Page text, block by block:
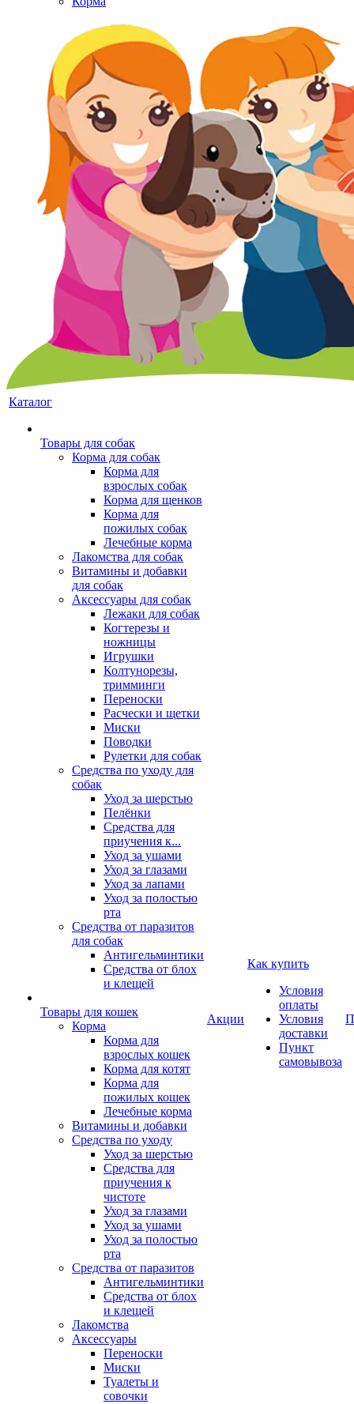
Каталог
Товары для собак
Корма для собак
Корма для
взрослых собак
Корма для щенков
Корма для
пожилых собак
Лечебные корма
Лакомства для собак
Витамины и добавки
для собак
Аксессуары для собак
Лежаки для собак
Когтерезы и
ножницы
Игрушки
Колтунорезы,
тримминги
Переноски
Расчески и щетки
Миски
Поводки
Рулетки для собак
Средства по уходу для
собак
Уход за шерстью
Пелёнки
Средства для
приучения к...
Уход за ушами
Уход за глазами
Уход за лапами
Уход за полостью
рта
Средства от паразитов
для собак
Антигельминтики
Средства от блох
и клещей
Товары для кошек
Корма
Корма для
взрослых кошек
Корма для котят
Корма для
пожилых кошек
Лечебные корма
Витамины и добавки
Средства по уходу
Уход за шерстью
Средства для
приучения к
чистоте
Уход за глазами
Уход за ушами
Уход за полостью
рта
Средства от паразитов
Антигельминтики
Средства от блох
и клещей
Лакомства
Аксессуары
Переноски
Миски
Туалеты и
совочки
Акции
Как купить
Условия
оплаты
Условия
доставки
Пункт
самовывоза